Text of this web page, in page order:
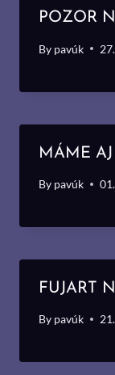
POZOR
By pavúk
MÁME
By pavúk
FUJART
By pavúk